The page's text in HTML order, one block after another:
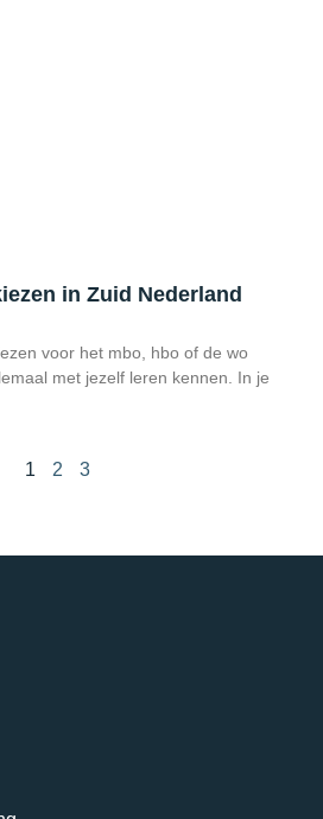
in Zuid Nederland
voor het mbo, hbo of de wo
met jezelf leren kennen. In je
1 2 3